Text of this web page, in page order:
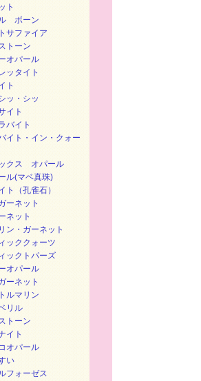
ト
ボーン
サファイア
トーン
オパール
ッタイト
ト
ッ・シッ
イト
バイト
イト・イン・クォー
クス オパール
ル(マベ真珠)
ト（孔雀石）
ーネット
ネット
ン・ガーネット
ッククォーツ
ックトパーズ
オパール
ーネット
ルマリン
リル
トーン
イト
オパール
い
フォーゼス